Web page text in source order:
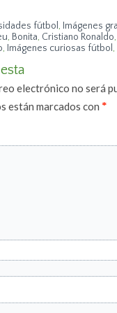
fútbol, Imágenes
, Bonita, Cristiano Ronaldo,
, Imágenes curiosas fútbol,
electrónico no será
están marcados con*